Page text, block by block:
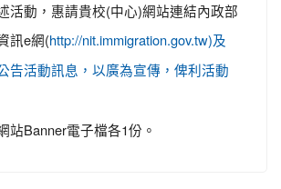
活動，惠請貴校(中心)網站連結內政部
訊e網( http://nit.immigration.gov.tw)及
告活動訊息，以廣為宣傳，俾利活動
站Banner電子檔各1份。